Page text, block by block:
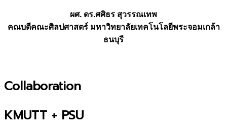
ผศ. ดร.ศศิธร สุวรรณเทพ
คณบดีคณะศิลปศาสตร์ มหาวิทยาลัยเทคโนโลยีพระจอมเกล้า
ธนบุรี
Collaboration
KMUTT + PSU